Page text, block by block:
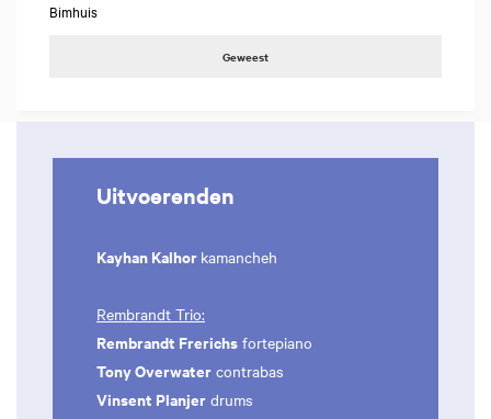
Bimhuis
Geweest
Uitvoerenden
Kayhan Kalhor kamancheh
Rembrandt Trio:
Rembrandt Frerichs fortepiano
Tony Overwater contrabas
Vinsent Planjer drums